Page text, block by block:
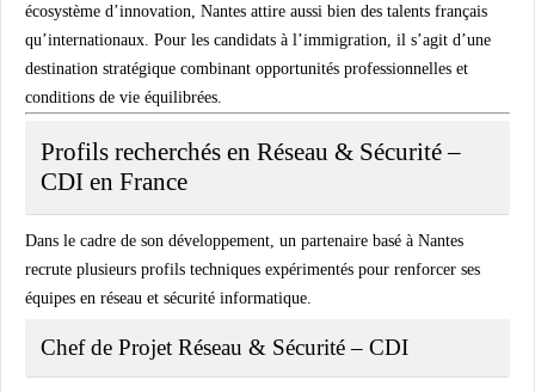
écosystème d’innovation, Nantes attire aussi bien des talents français
qu’internationaux. Pour les candidats à l’immigration, il s’agit d’une
destination stratégique combinant opportunités professionnelles et
conditions de vie équilibrées.
Profils recherchés en Réseau & Sécurité –
CDI en France
Dans le cadre de son développement, un partenaire basé à Nantes
recrute plusieurs profils techniques expérimentés pour renforcer ses
équipes en réseau et sécurité informatique
Chef de Projet Réseau & Sécurité – CDI